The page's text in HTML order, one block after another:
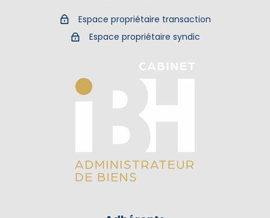
Espace propriétaire transaction
Espace propriétaire syndic